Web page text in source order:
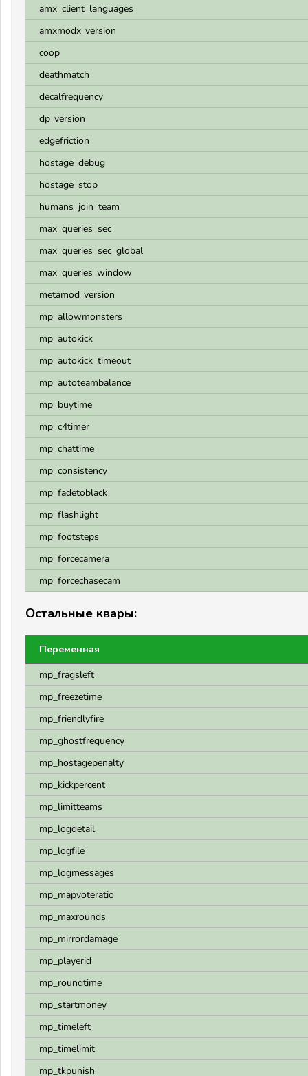
amx_client_languages
amxmodx_version
coop
deathmatch
decalfrequency
dp_version
edgefriction
hostage_debug
hostage_stop
humans_join_team
max_queries_sec
max_queries_sec_global
max_queries_window
metamod_version
mp_allowmonsters
mp_autokick
mp_autokick_timeout
mp_autoteambalance
mp_buytime
mp_c4timer
mp_chattime
mp_consistency
mp_fadetoblack
mp_flashlight
mp_footsteps
mp_forcecamera
mp_forcechasecam
Остальные квары:
Переменная
mp_fragsleft
mp_freezetime
mp_friendlyfire
mp_ghostfrequency
mp_hostagepenalty
mp_kickpercent
mp_limitteams
mp_logdetail
mp_logfile
mp_logmessages
mp_mapvoteratio
mp_maxrounds
mp_mirrordamage
mp_playerid
mp_roundtime
mp_startmoney
mp_timeleft
mp_timelimit
mp_tkpunish